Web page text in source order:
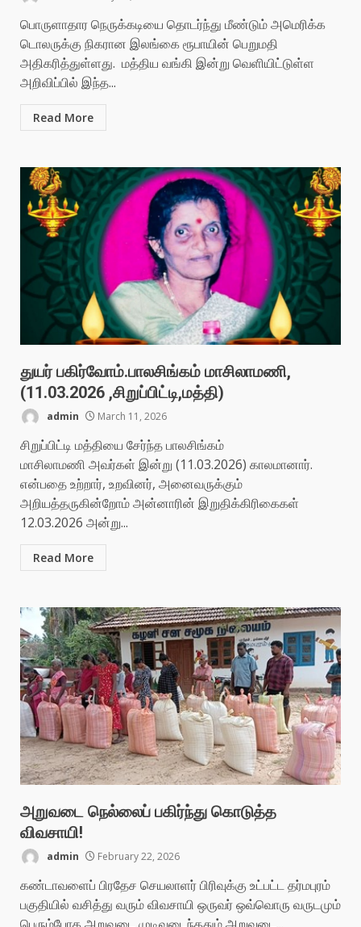
பொருளாதார நெருக்கடியை தொடர்ந்து மீண்டும் அமெரிக்க
டொலருக்கு நிகரான இலங்கை ரூபாயின் பெறுமதி
அதிகரித்துள்ளது. மத்திய வங்கி இன்று வெளியிட்டுள்ள
அறிவிப்பில் இந்த...
Read More
துயர் பகிர்வோம்.பாலசிங்கம் மாசிலாமணி,
(11.03.2026 ,சிறுப்பிட்டி,மத்தி)
admin March 11, 2026
சிறுப்பிட்டி மத்தியை சேர்ந்த பாலசிங்கம்
மாசிலாமணி அவர்கள் இன்று (11.03.2026) காலமானார்.
என்பதை உற்றார், உறவினர், அனைவருக்கும்
அறியத்தருகின்றோம் அன்னாரின் இறுதிக்கிரிகைகள்
12.03.2026 அன்று...
Read More
அறுவடை நெல்லைப் பகிர்ந்து கொடுத்த
விவசாயி!
admin February 22, 2026
கண்டாவளைப் பிரதேச செயலாளர் பிரிவுக்கு உட்பட்ட தர்மபுரம்
பகுதியில் வசித்து வரும் விவசாயி ஒருவர் ஒவ்வொரு வருடமும்